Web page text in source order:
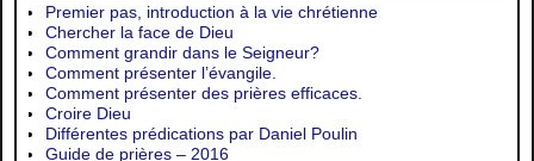
Premier pas, introduction à la vie chrétienne
Chercher la face de Dieu
Comment grandir dans le Seigneur?
Comment présenter l’évangile.
Comment présenter des prières efficaces.
Croire Dieu
Différentes prédications par Daniel Poulin
Guide de prières – 2016